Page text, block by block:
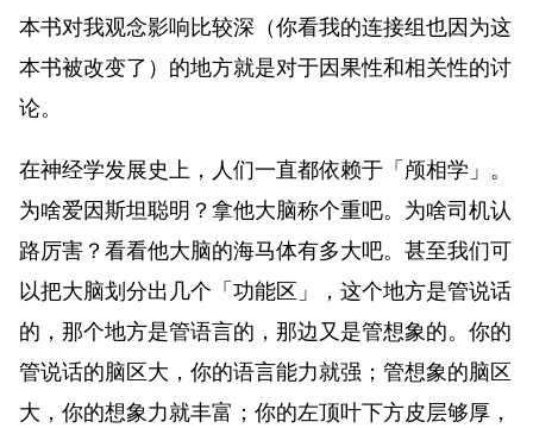
本书对我观念影响比较深（你看我的连接组也因为这
本书被改变了）的地方就是对于因果性和相关性的讨
论。
在神经学发展史上，人们一直都依赖于「颅相学」。
为啥爱因斯坦聪明？拿他大脑称个重吧。为啥司机认
路厉害？看看他大脑的海马体有多大吧。甚至我们可
以把大脑划分出几个「功能区」，这个地方是管说话
的，那个地方是管语言的，那边又是管想象的。你的
管说话的脑区大，你的语言能力就强；管想象的脑区
大，你的想象力就丰富；你的左顶叶下方皮层够厚，